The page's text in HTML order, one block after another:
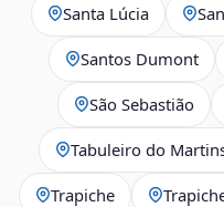
Santa Lúcia
Santos Dumont
São Sebastião
Tabuleiro do
Trapiche